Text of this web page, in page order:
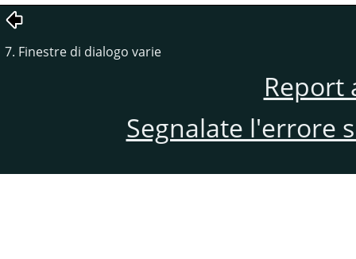
7. Finestre di dialogo varie
Report
Segnalate l'errore